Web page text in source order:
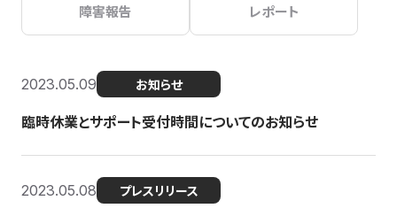
障害報告 レポート
2023.05.09 お知らせ
臨時休業とサポート受付時間についてのお知らせ
2023.05.08 プレスリリース